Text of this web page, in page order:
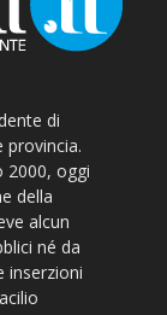
di
provincia.
2000, oggi
della
alcun
né da
inserzioni